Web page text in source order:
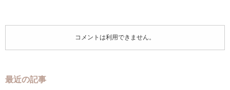
コメントは利用できません。
最近の記事